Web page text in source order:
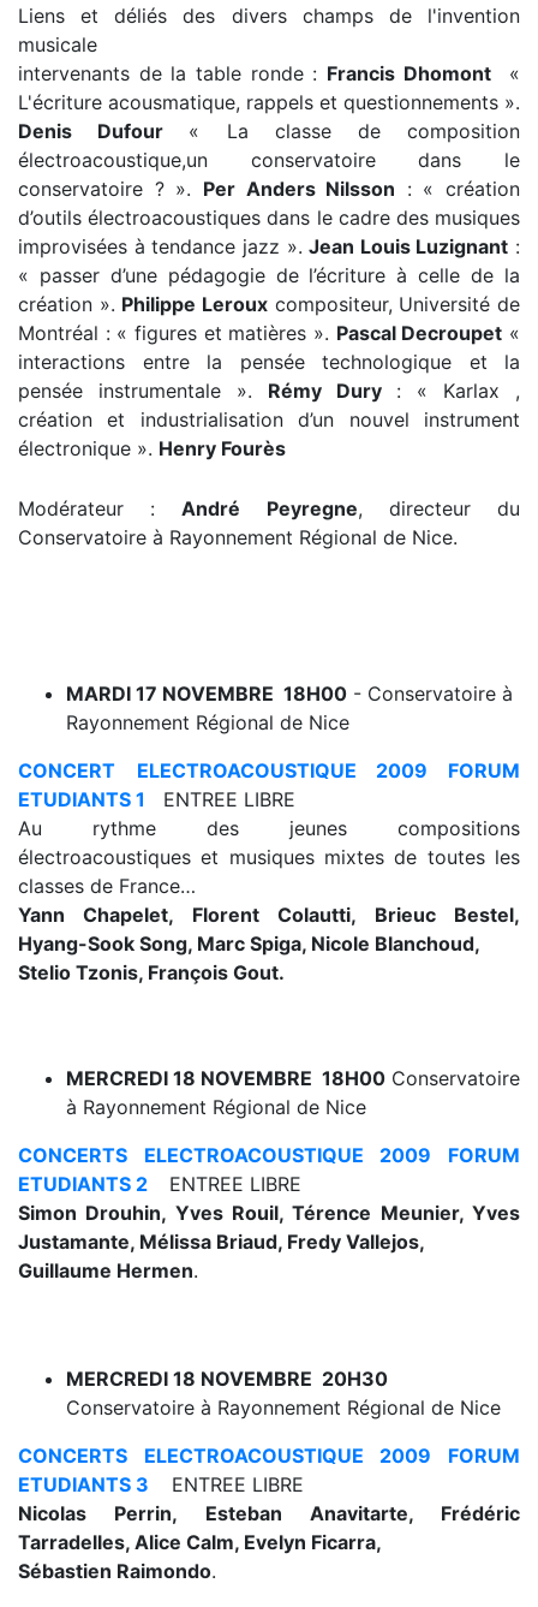
Liens et déliés des divers champs de l'invention
musicale
intervenants de la table ronde : Francis Dhomont«
L'écriture acousmatique, rappels et questionnements ».
Denis Dufour « La classe de composition
électroacoustique,un conservatoire dans le
conservatoire ? ». Per Anders Nilsson : « création
d’outils électroacoustiques dans le cadre des musiques
improvisées à tendance jazz ».Jean Louis Luzignant :
« passer d’une pédagogie de l’écriture à celle de la
création ». Philippe Leroux compositeur, Université de
Montréal : « figures et matières ». Pascal Decroupet «
interactions entre la pensée technologique et la
pensée instrumentale ». Rémy Dury: « Karlax ,
création et industrialisation d’un nouvel instrument
électronique ». Henry Fourès
Modérateur :André Peyregne, directeur du
Conservatoire à Rayonnement Régional de Nice.
MARDI 17 NOVEMBRE 18H00 - Conservatoire à
Rayonnement Régional de Nice
CONCERT
ELECTROACOUSTIQUE 2009 FORUM
ETUDIANTS 1 ENTREE LIBRE
Au rythme des jeunes compositions
électroacoustiques et musiques mixtes de toutes les
classes de France…
Yann Chapelet, Florent Colautti, Brieuc Bestel,
Hyang-Sook Song, Marc Spiga, Nicole Blanchoud,
Stelio Tzonis, François Gout.
MERCREDI 18 NOVEMBRE 18H00 Conservatoire
à Rayonnement Régional de Nice
CONCERTS ELECTROACOUSTIQUE 2009 FORUM
ETUDIANTS 2
ENTREE LIBRE
Simon Drouhin, Yves Rouil, Térence Meunier, Yves
Justamante, Mélissa Briaud, Fredy Vallejos,
Guillaume Hermen.
MERCREDI 18 NOVEMBRE 20H30
Conservatoire à Rayonnement Régional de Nice
CONCERTS ELECTROACOUSTIQUE 2009 FORUM
ETUDIANTS 3
ENTREE LIBRE
Nicolas Perrin, Esteban Anavitarte, Frédéric
Tarradelles, Alice Calm, Evelyn Ficarra,
Sébastien Raimondo.